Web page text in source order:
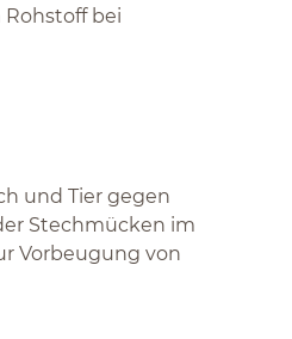
bei
und Tier gegen
Stechmücken im
Vorbeugung von